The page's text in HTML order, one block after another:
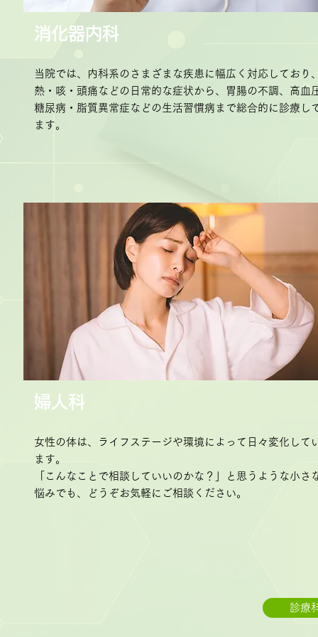
消化器内科
当院では、内科系のさまざまな疾患に幅広く対応しており
熱・咳・頭痛などの日常的な症状から、胃腸の不調、高血
糖尿病・脂質異常症などの生活習慣病まで総合的に診療し
ます。
婦人科
女性の体は、ライフステージや環境によって日々変化して
ます。
「こんなことで相談していいのかな？」と思うような小さ
悩みでも、どうぞお気軽にご相談ください。
診療